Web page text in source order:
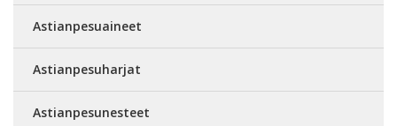
Astianpesuaineet
Astianpesuharjat
Astianpesunesteet